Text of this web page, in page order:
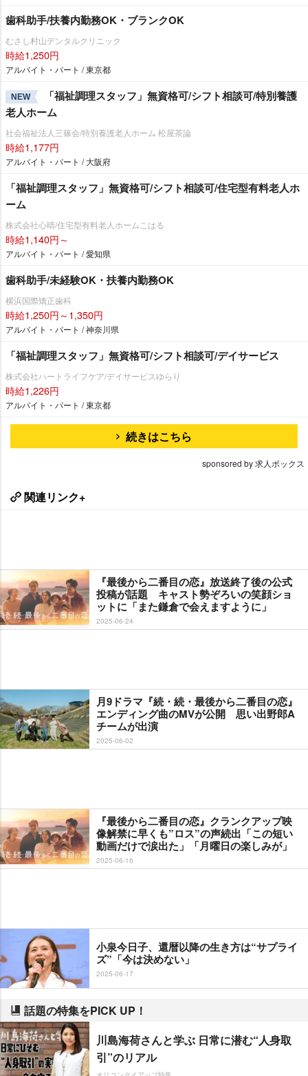
歯科助手/扶養内勤務OK・ブランクOK
むさし村山デンタルクリニック
時給1,250円
アルバイト・パート / 東京都
NEW
「福祉調理スタッフ」無資格可/シフト相談可/特別養護
老人ホーム
社会福祉法人三篠会/特別養護老人ホーム 松屋茶論
時給1,177円
アルバイト・パート / 大阪府
「福祉調理スタッフ」無資格可/シフト相談可/住宅型有料老人ホ
ーム
株式会社心晴/住宅型有料老人ホームこはる
時給1,140円～
アルバイト・パート / 愛知県
歯科助手/未経験OK・扶養内勤務OK
横浜国際矯正歯科
時給1,250円～1,350円
アルバイト・パート / 神奈川県
「福祉調理スタッフ」無資格可/シフト相談可/デイサービス
株式会社ハートライフケア/デイサービスゆらり
時給1,226円
アルバイト・パート / 東京都
続きはこちら
sponsored by 求人ボックス
関連リンク+
『最後から二番目の恋』放送終了後の公式
投稿が話題 キャスト勢ぞろいの笑顔ショ
ットに「また鎌倉で会えますように」
2025-06-24
月9ドラマ『続・続・最後から二番目の恋』
エンディング曲のMVが公開 思い出野郎A
チームが出演
2025-06-02
『最後から二番目の恋』クランクアップ映
像解禁に早くも”ロス”の声続出「この短い
動画だけで涙出た」「月曜日の楽しみが」
2025-06-16
小泉今日子、還暦以降の生き方は“サプライ
ズ”「今は決めない」
2025-06-17
話題の特集をPICK UP！
川島海荷さんと学ぶ 日常に潜む“人身取
引”のリアル